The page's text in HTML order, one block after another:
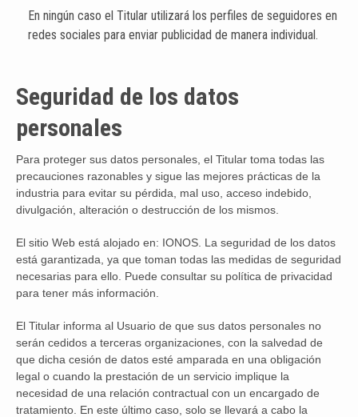
En ningún caso el Titular utilizará los perfiles de seguidores en
redes sociales para enviar publicidad de manera individual.
Seguridad de los datos
personales
Para proteger sus datos personales, el Titular toma todas las
precauciones razonables y sigue las mejores prácticas de la
industria para evitar su pérdida, mal uso, acceso indebido,
divulgación, alteración o destrucción de los mismos.
El sitio Web está alojado en: IONOS. La seguridad de los datos
está garantizada, ya que toman todas las medidas de seguridad
necesarias para ello. Puede consultar su política de privacidad
para tener más información.
El Titular informa al Usuario de que sus datos personales no
serán cedidos a terceras organizaciones, con la salvedad de
que dicha cesión de datos esté amparada en una obligación
legal o cuando la prestación de un servicio implique la
necesidad de una relación contractual con un encargado de
tratamiento. En este último caso, solo se llevará a cabo la